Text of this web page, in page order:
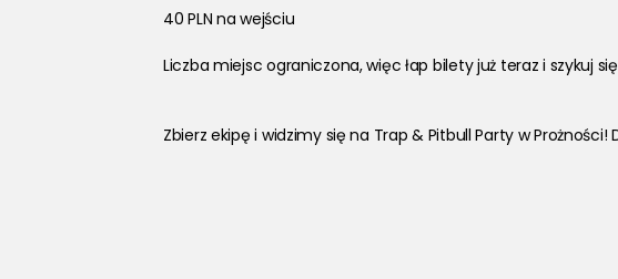
40 PLN na wejściu
Liczba miejsc ograniczona, więc łap bilety już teraz i szykuj
Zbierz ekipę i widzimy się na Trap & Pitbull Party w